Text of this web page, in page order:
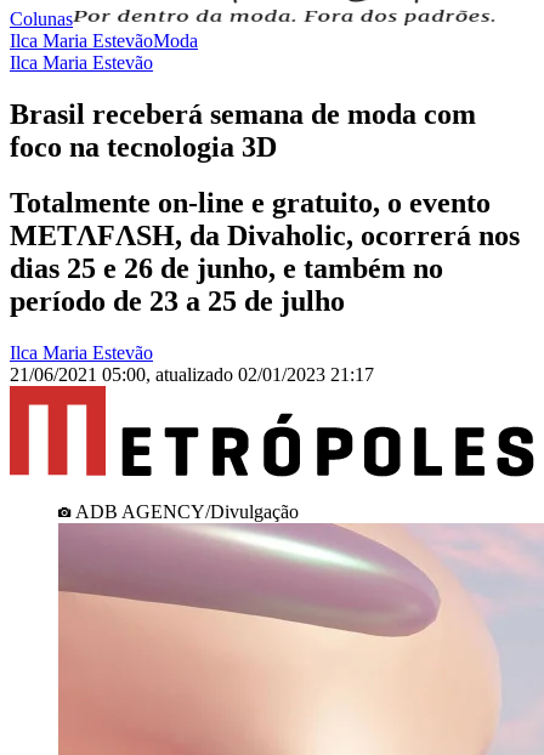
Colunas
Ilca Maria EstevãoModa
Ilca Maria Estevão
Brasil receberá semana de moda com
foco na tecnologia 3D
Totalmente on-line e gratuito, o evento
METΛFΛSH, da Divaholic, ocorrerá nos
dias 25 e 26 de junho, e também no
período de 23 a 25 de julho
Ilca Maria Estevão
21/06/2021 05:00, atualizado 02/01/2023 21:17
ADB AGENCY/Divulgação